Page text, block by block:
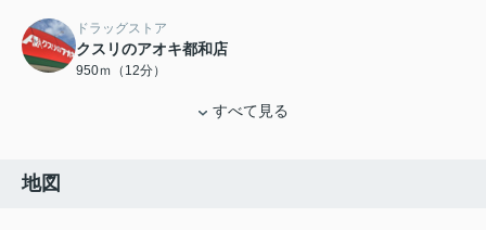
ドラッグストア
クスリのアオキ都和店
950ｍ（12分）
すべて見る
地図